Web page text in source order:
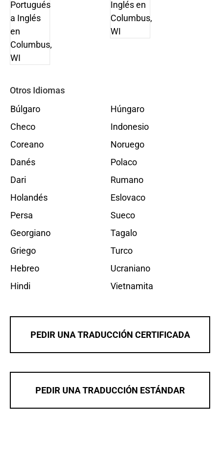
Otros Idiomas
Búlgaro
Checo
Coreano
Danés
Dari
Holandés
Persa
Georgiano
Griego
Hebreo
Hindi
Húngaro
Indonesio
Noruego
Polaco
Rumano
Eslovaco
Sueco
Tagalo
Turco
Ucraniano
Vietnamita
PEDIR UNA TRADUCCIÓN CERTIFICADA
PEDIR UNA TRADUCCIÓN ESTÁNDAR